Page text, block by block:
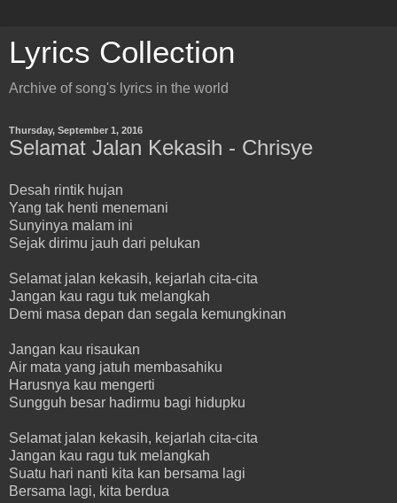
Lyrics Collection
Archive of song's lyrics in the world
Thursday, September 1, 2016
Selamat Jalan Kekasih - Chrisye
Desah rintik hujan
Yang tak henti menemani
Sunyinya malam ini
Sejak dirimu jauh dari pelukan
Selamat jalan kekasih, kejarlah cita-cita
Jangan kau ragu tuk melangkah
Demi masa depan dan segala kemungkinan
Jangan kau risaukan
Air mata yang jatuh membasahiku
Harusnya kau mengerti
Sungguh besar hadirmu bagi hidupku
Selamat jalan kekasih, kejarlah cita-cita
Jangan kau ragu tuk melangkah
Suatu hari nanti kita kan bersama lagi
Bersama lagi, kita berdua